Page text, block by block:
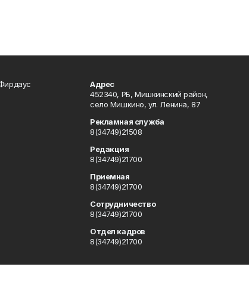
Адрес
452340, РБ, Мишкинский район,
село Мишкино, ул. Ленина, 87
Рекламная служба
8(34749)21508
Редакция
8(34749)21700
Приемная
8(34749)21700
Сотрудничество
8(34749)21700
Отдел кадров
8(34749)21700